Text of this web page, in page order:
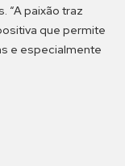
“A paixão traz
que permite
e especialmente